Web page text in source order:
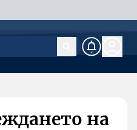
на